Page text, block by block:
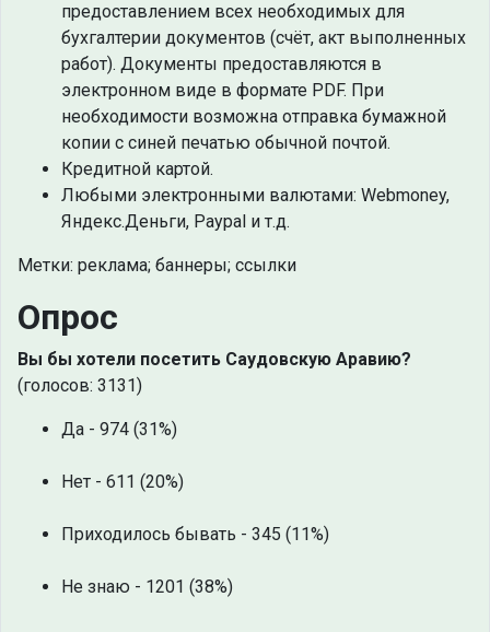
предоставлением всех необходимых для
бухгалтерии документов (счёт, акт выполненных
работ). Документы предоставляются в
электронном виде в формате PDF. При
необходимости возможна отправка бумажной
копии с синей печатью обычной почтой.
Кредитной картой.
Любыми электронными валютами: Webmoney,
Яндекс.Деньги, Paypal и т.д.
Метки: реклама; баннеры; ссылки
Опрос
Вы бы хотели посетить Саудовскую Аравию?
(голосов: 3131)
Да - 974 (31%)
Нет - 611 (20%)
Приходилось бывать - 345 (11%)
Не знаю - 1201 (38%)